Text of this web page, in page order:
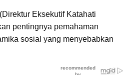
Eksekutif Katahati
pentingnya pemahaman
sosial yang menyebabkan